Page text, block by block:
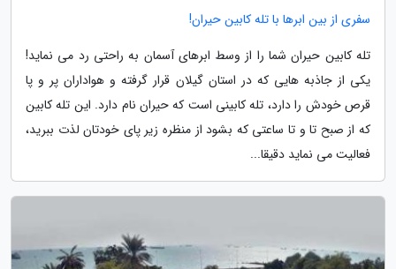
سفری از بین ابرها با تله کابین حیران!
تله کابین حیران شما را از وسط ابرهای آسمان به راحتی رد می نماید!
یکی از جاذبه هایی که در استان گیلان قرار گرفته و هواداران پر و پا
قرص خودش را دارد، تله کابینی است که حیران نام دارد. این تله کابین
که از صبح تا و تا ساعتی که بشود از منظره زیر پای خودتان لذت ببرید،
فعالیت می نماید دقیقا...